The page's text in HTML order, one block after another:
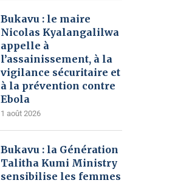
Bukavu : le maire
Nicolas Kyalangalilwa
appelle à
l’assainissement, à la
vigilance sécuritaire et
à la prévention contre
Ebola
1 août 2026
Bukavu : la Génération
Talitha Kumi Ministry
sensibilise les femmes